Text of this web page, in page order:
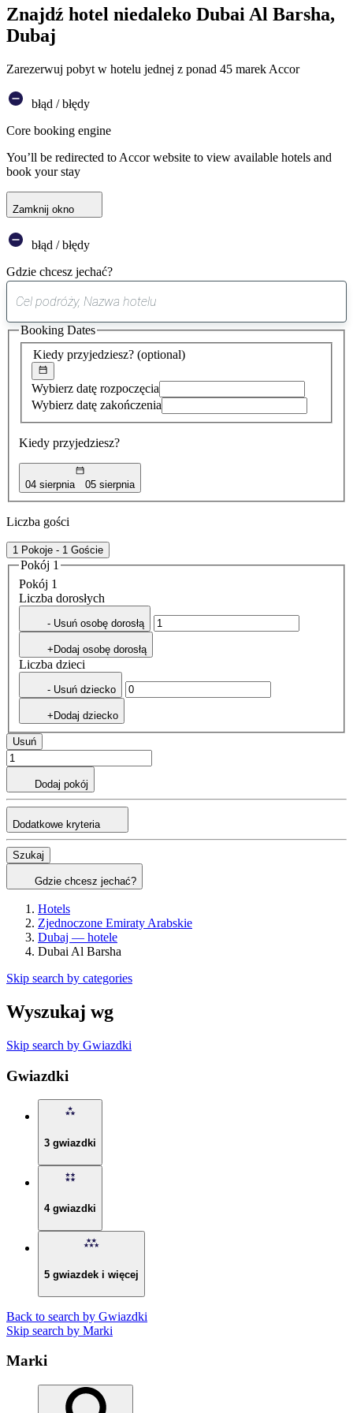
Znajdź hotel niedaleko Dubai Al Barsha,
Dubaj
Zarezerwuj pobyt w hotelu jednej z ponad 45 marek Accor
błąd / błędy
Core booking engine
You’ll be redirected to Accor website to view available hotels and
book your stay
Zamknij okno
błąd / błędy
Gdzie chcesz jechać?
sugestia
została
znaleziona
Kiedy przyjedziesz? (optional)
Wybierz datę rozpoczęcia
Wybierz datę zakończenia
Kiedy przyjedziesz?
04 sierpnia 05 sierpnia
Booking Dates
Liczba gości
1 Pokoje - 1 Goście
Pokój 1
Pokój 1
Liczba dorosłych
- Usuń osobę dorosłą
+Dodaj osobę dorosłą
Liczba dzieci
- Usuń dziecko
+Dodaj dziecko
Usuń
Dodaj pokój
Dodatkowe kryteria
Szukaj
Gdzie chcesz jechać?
Hotels
Zjednoczone Emiraty Arabskie
Dubaj — hotele
Dubai Al Barsha
Skip search by categories
Wyszukaj wg
Skip search by Gwiazdki
Gwiazdki
3 gwiazdki
4 gwiazdki
5 gwiazdek i więcej
Back to search by Gwiazdki
Skip search by Marki
Marki